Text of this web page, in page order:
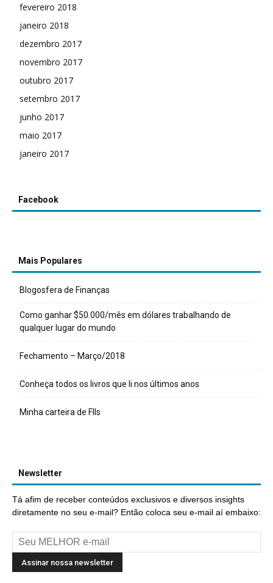
fevereiro 2018
janeiro 2018
dezembro 2017
novembro 2017
outubro 2017
setembro 2017
junho 2017
maio 2017
janeiro 2017
Facebook
Mais Populares
Blogosfera de Finanças
Como ganhar $50.000/mês em dólares trabalhando de
qualquer lugar do mundo
Fechamento – Março/2018
Conheça todos os livros que li nos últimos anos
Minha carteira de FIIs
Newsletter
Tá afim de receber conteúdos exclusivos e diversos insights
diretamente no seu e-mail? Então coloca seu e-mail aí embaixo: